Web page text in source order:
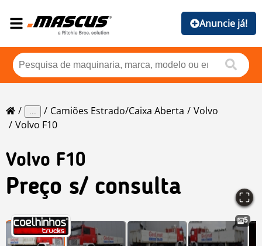
Anuncie já!
... Camiões Estrado/caixa Aberta
Volvo
Volvo F10
Volvo F10
Preço s/ consulta
5